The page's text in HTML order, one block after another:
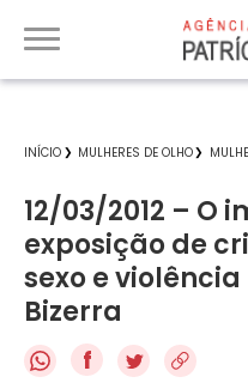
INÍCIO MULHERES DE OLHO
12/03/2012 – O
exposição de
sexo e
Bizerra
f